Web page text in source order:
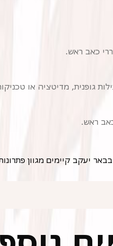
כאב ראש.
גופנית, מדיטציה או
ראש.